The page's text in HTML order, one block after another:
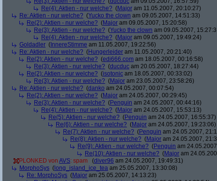
Re(4): Aktien - nur welche? (Major am 11.05.2007, 20:10:27)
Re: Aktien - nur welche? (Yucko the clown am 09.05.2007, 14:51:33)
Re(2): Aktien - nur welche? (Major am 09.05.2007, 15:20:58)
Re(3): Aktien - nur welche? (Yucko the clown am 09.05.2007,
Re(4): Aktien - nur welche? (Major am 09.05.2007, 19:49:24)
Goldadler ( InnereStimme am 11.05.2007, 19:22:56)
Re: Aktien - nur welche? (Hungerleider am 11.05.2007, 20:21:40)
Re(2): Aktien - nur welche? (edi666.com am 18.05.2007, 00:16:58)
Re(3): Aktien - nur welche? (ducduc am 20.05.2007, 18:27:44)
Re(2): Aktien - nur welche? (isotonic am 18.05.2007, 00:33:02)
Re(3): Aktien - nur welche? (Major am 23.05.2007, 23:58:26)
Re: Aktien - nur welche? (danko am 24.05.2007, 00:07:54)
Re(2): Aktien - nur welche? (Major am 24.05.2007, 00:29:45)
Re(3): Aktien - nur welche? (Penguin am 24.05.2007, 00:44:16)
Re(4): Aktien - nur welche? (Major am 24.05.2007, 15:53:13)
Re(5): Aktien - nur welche? (Penguin am 24.05.2007, 16:55:37)
Re(6): Aktien - nur welche? (Major am 24.05.2007, 19:23:06)
Re(7): Aktien - nur welche? (Penguin am 24.05.2007,
Re(8): Aktien - nur welche? (Major am 24.05.2007,
Re(9): Aktien - nur welche? (Penguin am
Re(10): Aktien - nur welche? (Major am
PLONKED von AVS: spam (diver96 am 24.05.2007, 19:49:31)
MorphoSys ( long_island_ice_tea am 25.05.2007, 13:30:08)
Re: MorphoSys (Major am 25.05.2007, 14:13:23)